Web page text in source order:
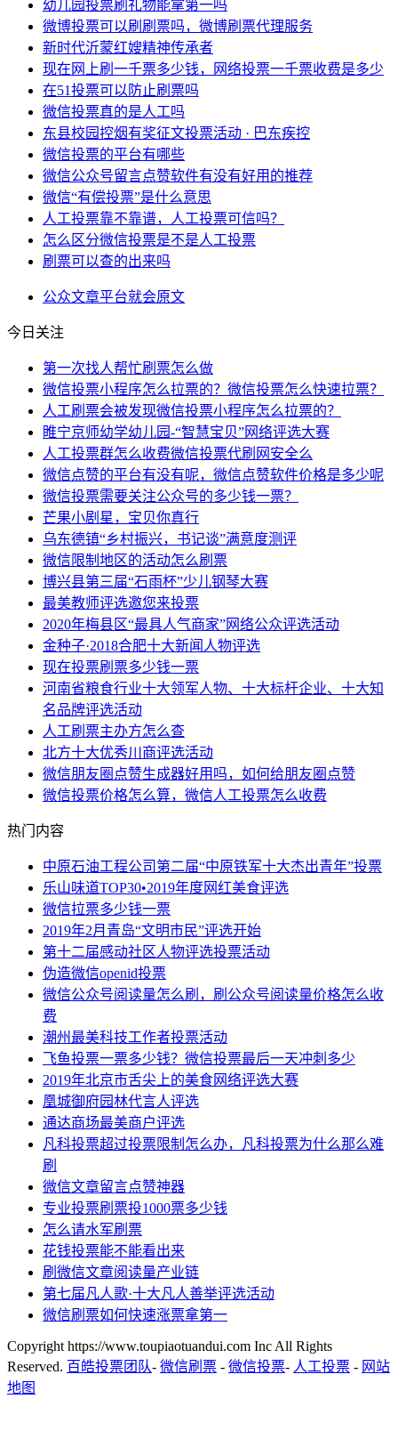
幼儿园投票刷礼物能拿第一吗
微博投票可以刷刷票吗，微博刷票代理服务
新时代沂蒙红嫂精神传承者
现在网上刷一千票多少钱，网络投票一千票收费是多少
在51投票可以防止刷票吗
微信投票真的是人工吗
东县校园控烟有奖征文投票活动 · 巴东疾控
微信投票的平台有哪些
微信公众号留言点赞软件有没有好用的推荐
微信“有偿投票”是什么意思
人工投票靠不靠谱，人工投票可信吗？
怎么区分微信投票是不是人工投票
刷票可以查的出来吗
公众文章平台就会原文
今日关注
第一次找人帮忙刷票怎么做
微信投票小程序怎么拉票的？微信投票怎么快速拉票？
人工刷票会被发现微信投票小程序怎么拉票的？
睢宁京师幼学幼儿园-“智慧宝贝”网络评选大赛
人工投票群怎么收费微信投票代刷网安全么
微信点赞的平台有没有呢，微信点赞软件价格是多少呢
微信投票需要关注公众号的多少钱一票？
芒果小剧星，宝贝你真行
乌东德镇“乡村振兴，书记谈”满意度测评
微信限制地区的活动怎么刷票
博兴县第三届“石雨杯”少儿钢琴大赛
最美教师评选邀您来投票
2020年梅县区“最具人气商家”网络公众评选活动
金种子·2018合肥十大新闻人物评选
现在投票刷票多少钱一票
河南省粮食行业十大领军人物、十大标杆企业、十大知
名品牌评选活动
人工刷票主办方怎么查
北方十大优秀川商评选活动
微信朋友圈点赞生成器好用吗，如何给朋友圈点赞
微信投票价格怎么算，微信人工投票怎么收费
热门内容
中原石油工程公司第二届“中原铁军十大杰出青年”投票
乐山味道TOP30•2019年度网红美食评选
微信拉票多少钱一票
2019年2月青岛“文明市民”评选开始
第十二届感动社区人物评选投票活动
伪造微信openid投票
微信公众号阅读量怎么刷，刷公众号阅读量价格怎么收
费
潮州最美科技工作者投票活动
飞鱼投票一票多少钱？微信投票最后一天冲刺多少
2019年北京市舌尖上的美食网络评选大赛
凰城御府园林代言人评选
通达商场最美商户评选
凡科投票超过投票限制怎么办，凡科投票为什么那么难
刷
微信文章留言点赞神器
专业投票刷票投1000票多少钱
怎么请水军刷票
花钱投票能不能看出来
刷微信文章阅读量产业链
第七届凡人歌·十大凡人善举评选活动
微信刷票如何快速涨票拿第一
Copyright https://www.toupiaotuandui.com Inc All Rights
Reserved. 百皓投票团队- 微信刷票 - 微信投票- 人工投票 - 网站
地图